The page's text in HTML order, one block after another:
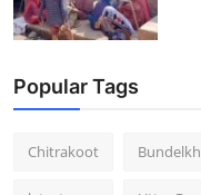
Popular Tags
Chitrakoot